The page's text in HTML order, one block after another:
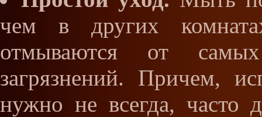
чем в других
отмываются от самых
загрязнений. Причем,
нужно не всегда,